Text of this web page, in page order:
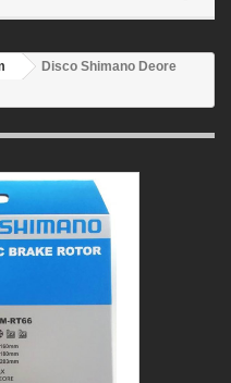
Disco Shimano Deore